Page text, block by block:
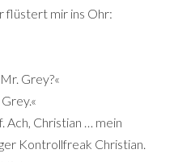
flüstert mir ins Ohr:
Grey?«
Ach, Christian … mein
Kontrollfreak Christian.